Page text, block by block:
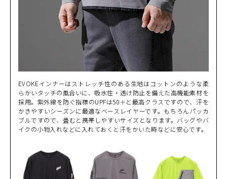
EVOKEインナーはストレッチ性のある生地はコットンのような柔
らかいタッチの風合いに、吸水性・透け防止を備えた高機能素材を
採用。紫外線を防ぐ指標のUPFは50＋と最高クラスですので、汗を
かきやすいシーズンに最適なベースレイヤーです。もちろんパッカ
ブルですので、畳むと携帯しやすいサイズとなります。バッグやバ
イクの小物入れなどに入れておくと汗をかいた時などに安心です。